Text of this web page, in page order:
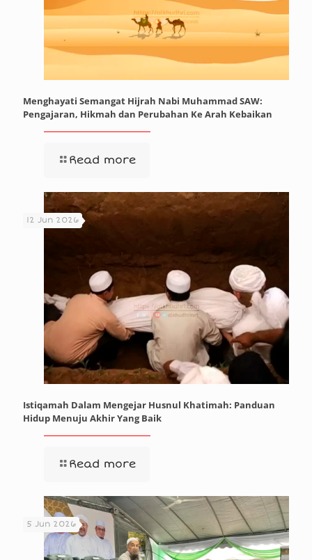
Menghayati Semangat Hijrah Nabi Muhammad SAW:
Pengajaran, Hikmah dan Perubahan Ke Arah Kebaikan
Read more
12 Jun 2026
Istiqamah Dalam Mengejar Husnul Khatimah: Panduan
Hidup Menuju Akhir Yang Baik
Read more
5 Jun 2026